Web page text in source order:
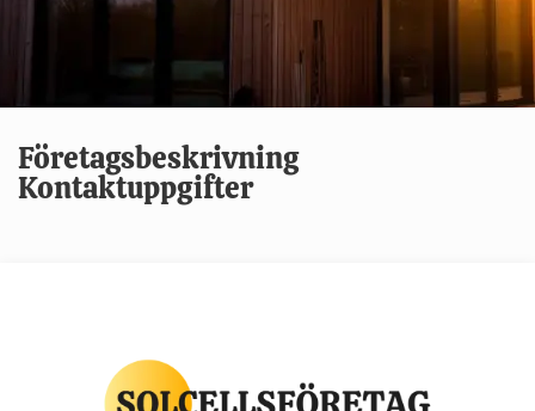
Företagsbeskrivning
Kontaktuppgifter